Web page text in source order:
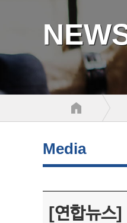
Media
[연합뉴스]